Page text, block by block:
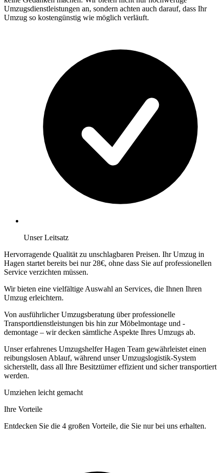
Umzugsdienstleistungen an, sondern achten auch darauf, dass Ihr
Umzug so kostengünstig wie möglich verläuft.
Unser Leitsatz
Hervorragende Qualität zu unschlagbaren Preisen. Ihr Umzug in
Hagen startet bereits bei nur 28€, ohne dass Sie auf professionellen
Service verzichten müssen.
Wir bieten eine vielfältige Auswahl an Services, die Ihnen Ihren
Umzug erleichtern.
Von ausführlicher Umzugsberatung über professionelle
Transportdienstleistungen bis hin zur Möbelmontage und -
demontage – wir decken sämtliche Aspekte Ihres Umzugs ab.
Unser erfahrenes Umzugshelfer Hagen Team gewährleistet einen
reibungslosen Ablauf, während unser Umzugslogistik-System
sicherstellt, dass all Ihre Besitztümer effizient und sicher transportiert
werden.
Umziehen leicht gemacht
Ihre Vorteile
Entdecken Sie die 4 großen Vorteile, die Sie nur bei uns erhalten.